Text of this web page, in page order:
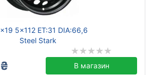
5x112 ET:31 DIA:66,6
Steel Stark
В магазин